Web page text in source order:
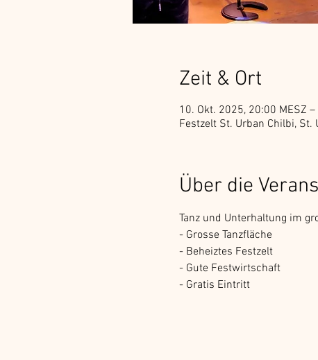
Zeit & Ort
10. Okt. 2025, 20:00 MESZ
Festzelt St. Urban Chilbi,
Über die
Tanz und Unterhaltung im
- Grosse Tanzfläche
- Beheiztes Festzelt
- Gute Festwirtschaft
- Gratis Eintritt